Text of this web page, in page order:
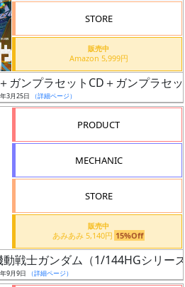
STORE
販売中
Amazon 5,999円
ガンプラセットCD＋ガンプラ
3月25日 （詳細ページ）
PRODUCT
MECHANIC
STORE
販売中
あみあみ 5,140円 15%Off
戦士ガンダム（1/144HGシリー
9月9日 （詳細ページ）